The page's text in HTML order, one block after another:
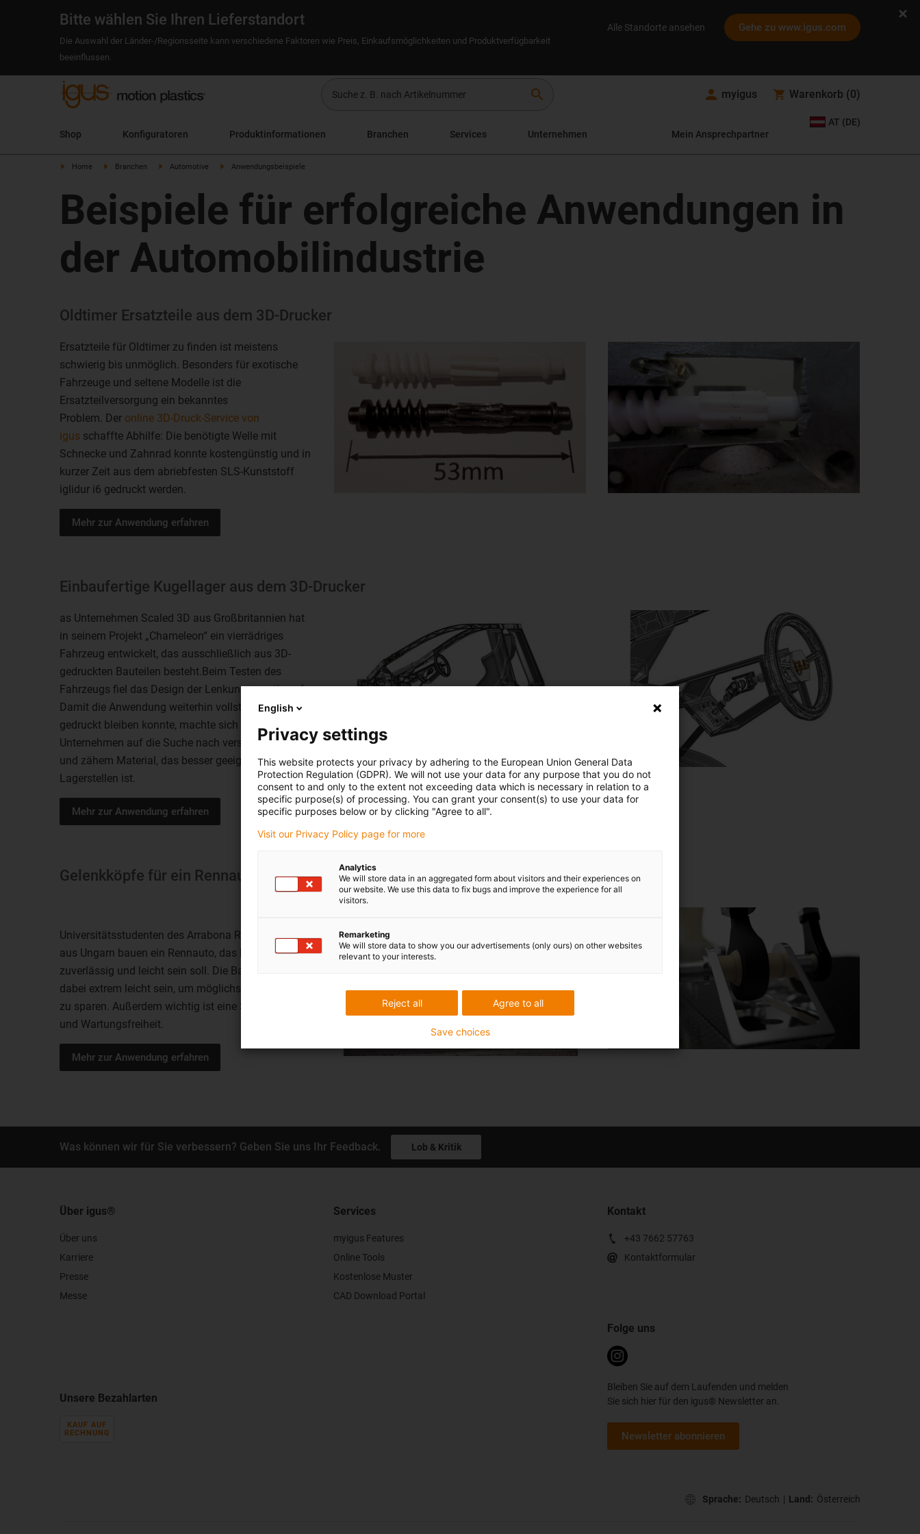
Bitte wählen Sie Ihren Lieferstandort
Die Auswahl der Länder-/Regionsseite kann verschiedene Faktoren wie Preis, Einkaufsmöglichkeiten und Produktverfügbarkeit
beeinflussen.
Alle Standorte ansehen Gehe zu www.igus.com
search myigus Warenkorb (0)
Shop Konfiguratoren Produktinformationen Branchen Services Unternehmen Mein Ansprechpartner
AT (DE)
Home Branchen Automotive Anwendungsbeispiele
Beispiele für erfolgreiche Anwendungen in
der Automobilindustrie
Oldtimer Ersatzteile aus dem 3D-Drucker
Ersatzteile für Oldtimer zu finden ist meistens
schwierig bis unmöglich. Besonders für exotische
Fahrzeuge und seltene Modelle ist die
Ersatzteilversorgung ein bekanntes
Problem. Der online 3D-Druck-Service von
igus schaffte Abhilfe: Die benötigte Welle mit
Schnecke und Zahnrad konnte kostengünstig und in
kurzer Zeit aus dem abriebfesten SLS-Kunststoff
iglidur i6 gedruckt werden.
Mehr zur Anwendung erfahren
Einbaufertige Kugellager aus dem 3D-Drucker
as Unternehmen Scaled 3D aus Großbritannien hat
in seinem Projekt „Chameleon“ ein vierrädriges
Fahrzeug entwickelt, das ausschließlich aus 3D-
gedruckten Bauteilen besteht.Beim Testen des
Fahrzeugs fiel das Design der Lenkung negativ auf.
Damit die Anwendung weiterhin vollständig 3D-
gedruckt bleiben konnte, machte sich das
Unternehmen auf die Suche nach verschleißfestem
und zähem Material, das besser geeignet für die
Lagerstellen ist.
Mehr zur Anwendung erfahren
Gelenkköpfe für ein Rennauto
Universitätsstudenten des Arrabona Racing Team
aus Ungarn bauen ein Rennauto, das besonders
zuverlässig und leicht sein soll. Die Bauteile müssen
dabei extrem leicht sein, um möglichst viel Gewicht
zu sparen. Außerdem wichtig ist eine Schmiermittel-
und Wartungsfreiheit.
Mehr zur Anwendung erfahren
Was können wir für Sie verbessern? Geben Sie uns Ihr Feedback. Lob & Kritik
Über igus®
Über uns
Karriere
Presse
Messe
Services
myigus Features
Online Tools
Kostenlose Muster
CAD Download Portal
Kontakt
+43 7662 57763
Kontaktformular
Unsere Bezahlarten
KAUF AUF
RECHNUNG
Folge uns
Bleiben Sie auf dem Laufenden und melden
Sie sich hier für den igus® Newsletter an.
Newsletter abonnieren
Sprache: Deutsch | Land: Österreich
English
Privacy settings
This website protects your privacy by adhering to the European Union General Data
Protection Regulation (GDPR). We will not use your data for any purpose that you do not
consent to and only to the extent not exceeding data which is necessary in relation to a
specific purpose(s) of processing. You can grant your consent(s) to use your data for
specific purposes below or by clicking "Agree to all".
Visit our Privacy Policy page for more
Analytics
We will store data in an aggregated form about visitors and their experiences on
our website. We use this data to fix bugs and improve the experience for all
visitors.
Remarketing
We will store data to show you our advertisements (only ours) on other websites
relevant to your interests.
Agree to all
Reject all
Save choices